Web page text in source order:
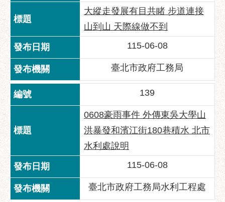
大縱走發展有目共睹 步道連接
山到山 天際線做不到
115-06-08
臺北市政府工務局
139
0608豪雨事件 外傳東吳大學山
洪暴發和濱江街180巷積水 北市
水利處說明
115-06-08
臺北市政府工務局水利工程處